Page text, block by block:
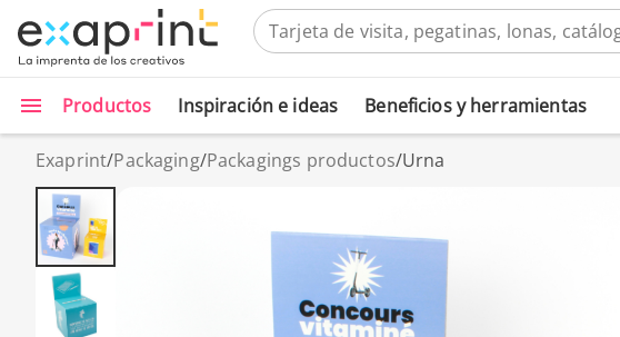
Productos Inspiración e ideas Beneficios y herramientas
Exaprint/Packaging/Packagings productos/Urna